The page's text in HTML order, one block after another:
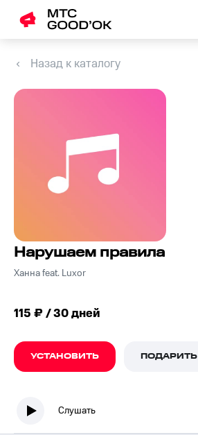
Назад к каталогу
Нарушаем правила
Ханна feat. Luxor
115 ₽ / 30 дней
УСТАНОВИТЬ ПОДАРИТЬ
Слушать